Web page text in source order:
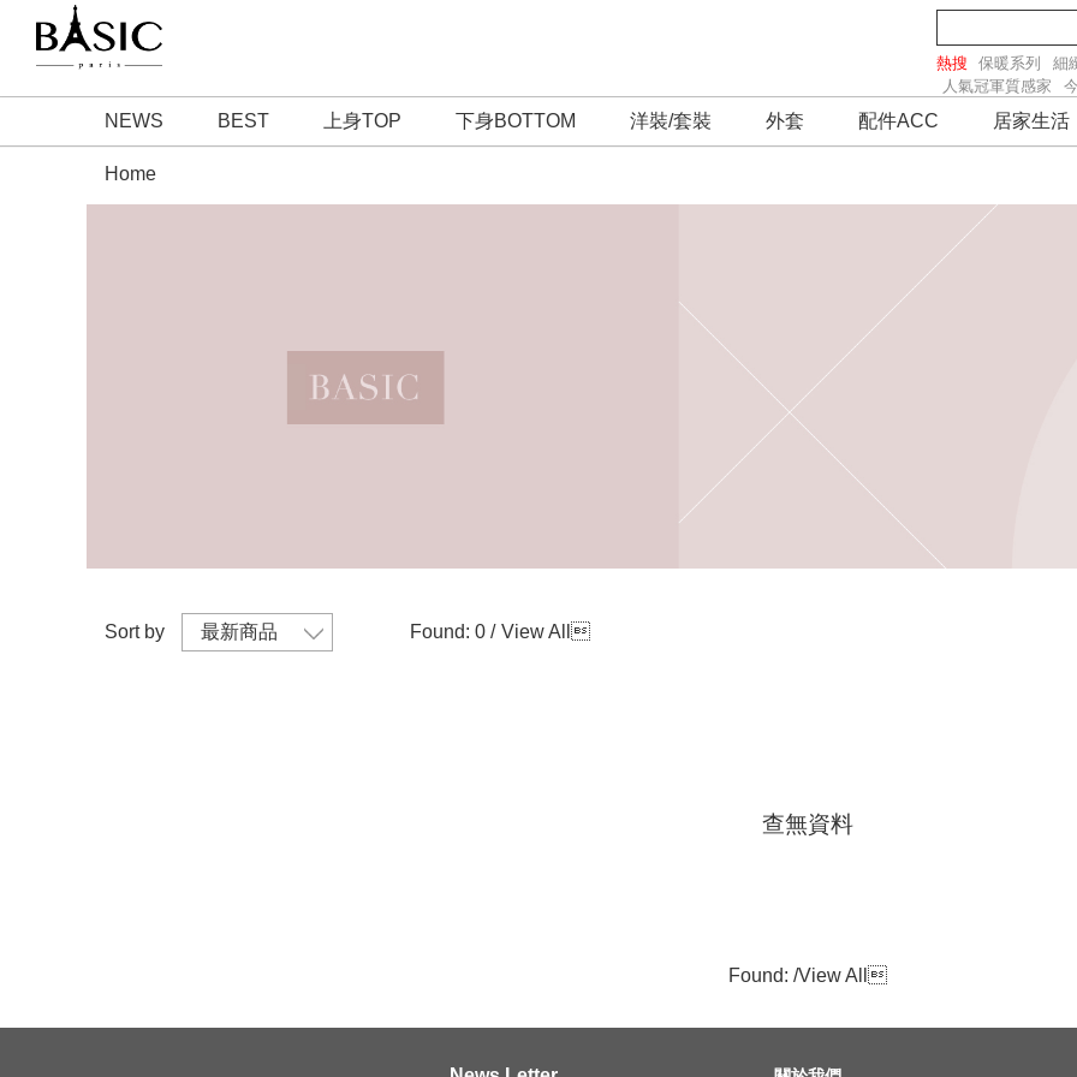
NEWS BEST 上身TOP 下身BOTTOM 洋裝/套裝 外套 配件ACC 居家生活
熱搜 保暖系列
細
人氣冠軍質感家
Home
Sort by Found: 0 / View All 
查無資料
Found: /View All 